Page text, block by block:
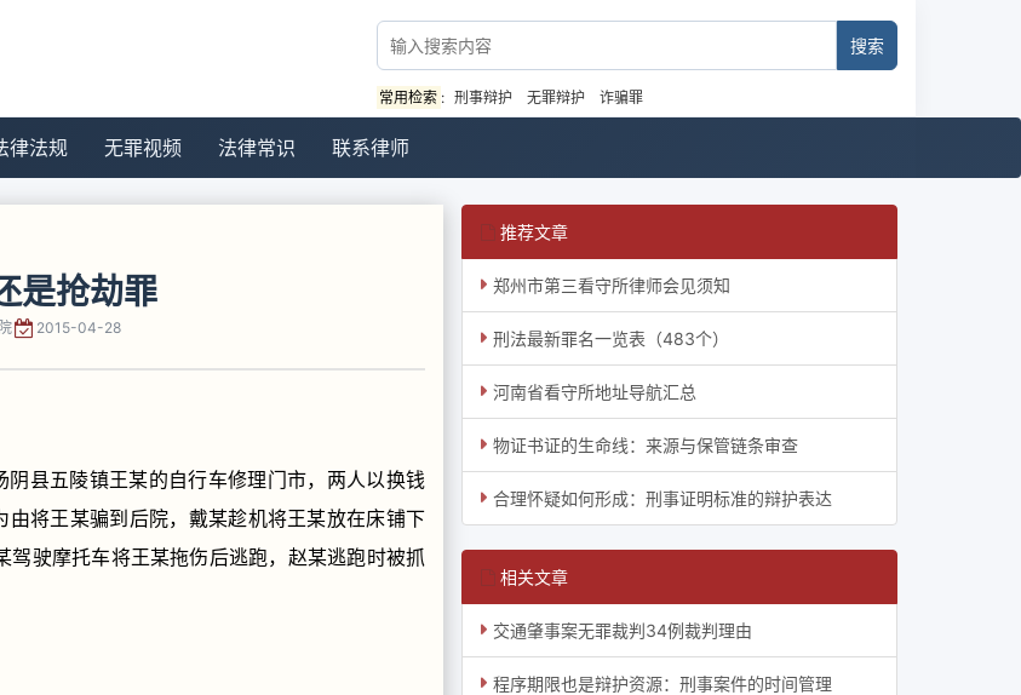
常用检索 : 刑事辩护 无罪辩护 诈骗罪
律法规 无罪视频 法律常识 联系律师
是抢劫罪
2015-04-28
县五陵镇王某的自行车修理门市，两人以换钱
将王某骗到后院，戴某趁机将王某放在床铺下
驶摩托车将王某拖伤后逃跑，赵某逃跑时被抓
推荐文章
郑州市第三看守所律师会见须知
刑法最新罪名一览表（483个）
河南省看守所地址导航汇总
物证书证的生命线：来源与保管链条审查
合理怀疑如何形成：刑事证明标准的辩护表达
相关文章
交通肇事案无罪裁判34例裁判理由
程序期限也是辩护资源：刑事案件的时间管理